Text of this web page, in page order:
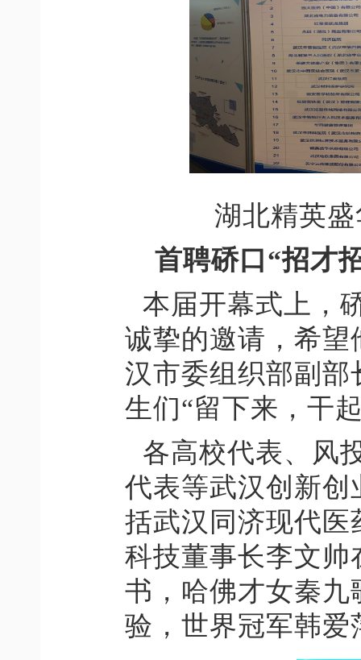
湖北精英
首聘硚口“招才
本届开幕式上，
诚挚的邀请，希
汉市委组织部副
生们“留下来，干
各高校代表、风
代表等武汉创新
括武汉同济现代
科技董事长李文帅
书，哈佛才女秦九
验，世界冠军韩